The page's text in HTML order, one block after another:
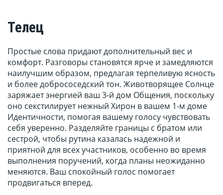
Телец
Простые слова придают дополнительный вес и
комфорт. Разговоры становятся ярче и замедляются
наилучшим образом, предлагая терпеливую ясность
и более добрососедский тон. Животворящее Солнце
заряжает энергией ваш 3-й дом Общения, поскольку
оно секстилирует нежный Хирон в вашем 1-м доме
Идентичности, помогая вашему голосу чувствовать
себя уверенно. Разделяйте границы с братом или
сестрой, чтобы рутина казалась надежной и
приятной для всех участников, особенно во время
выполнения поручений, когда планы неожиданно
меняются. Ваш спокойный голос помогает
продвигаться вперед.